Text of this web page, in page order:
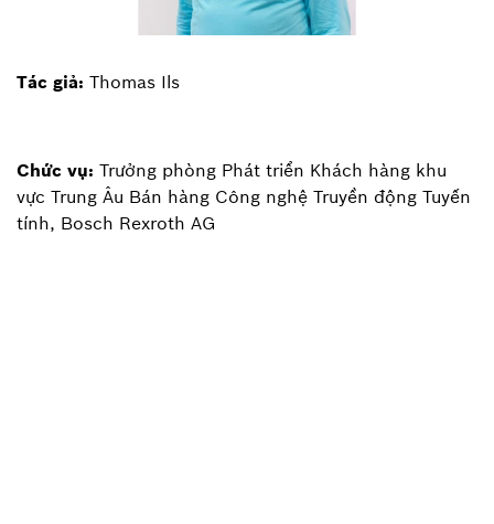
Tác giả: Thomas Ils
Chức vụ: Trưởng phòng Phát triển Khách hàng khu
vực Trung Âu Bán hàng Công nghệ Truyền động Tuyến
tính, Bosch Rexroth AG